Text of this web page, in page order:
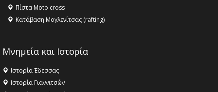
Πίστα Moto cross
Κατάβαση Μογλενίτσας (rafting)
Μνημεία και Ιστορία
Ιστορία Έδεσσας
Ιστορία Γιαννιτσών